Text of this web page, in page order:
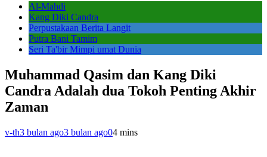
Al-Mahdi
Kang Diki Candra
Perpustakaan Berita Langit
Putra Bani Tamim
Seri Ta'bir Mimpi umat Dunia
Muhammad Qasim dan Kang Diki
Candra Adalah dua Tokoh Penting Akhir
Zaman
v-th3 bulan ago3 bulan ago04 mins